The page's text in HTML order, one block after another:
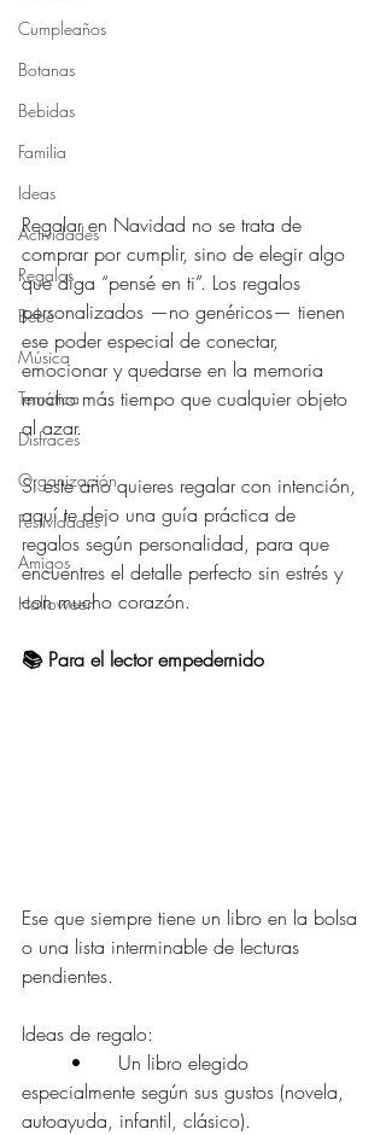
Cumpleaños
Botanas
Bebidas
Familia
Ideas
Actividades
Regalos
Bebé
Música
Temática
Disfraces
Organización
Festividades
Amigos
Halloween
Regalar en Navidad no se trata de
comprar por cumplir, sino de elegir algo
que diga “pensé en ti”. Los regalos
personalizados —no genéricos— tienen
ese poder especial de conectar,
emocionar y quedarse en la memoria
mucho más tiempo que cualquier objeto
al azar.
Si este año quieres regalar con intención,
aquí te dejo una guía práctica de
regalos según personalidad, para que
encuentres el detalle perfecto sin estrés y
con mucho corazón.
📚 Para el lector empedernido
Ese que siempre tiene un libro en la bolsa
o una lista interminable de lecturas
pendientes.
Ideas de regalo:
especialmente según sus gustos (novela,
autoayuda, infantil, clásico).